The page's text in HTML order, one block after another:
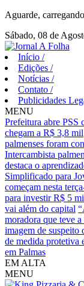
Aguarde,
Sábado, 08 de
Início /
Edições /
Notícias /
Contato /
Publicidades
MENU
Prefeitura abre PSS
chegam a R$ 3,8 mil
palmenses foram
Intercambista
destaca o
Simplificado para
começam nesta
para investir R$ 5
vai além do capital
moradora que teve
imagem de suspeito
de medida protetiva
em Palmas
EM ALTA
MENU